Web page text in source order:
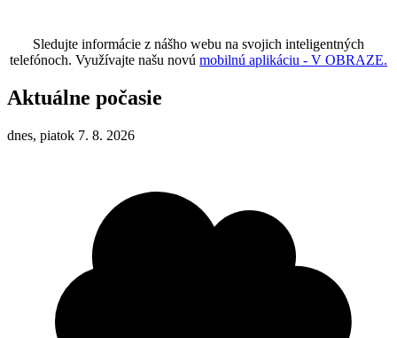
Sledujte informácie z nášho webu na svojich inteligentných
telefónoch. Využívajte našu novú mobilnú aplikáciu - V OBRAZE.
Aktuálne počasie
dnes, piatok 7. 8. 2026